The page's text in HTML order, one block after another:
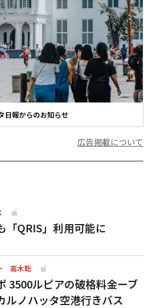
日報からのお知らせ
広告掲載について
「QRIS」利用可能に
高木聡
3500ルピアの破格料金ーブ
ノハッタ空港行きバス